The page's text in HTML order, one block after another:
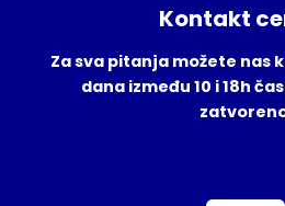
Kontakt
Za sva pitanja možete nas
dana između 10 i 18h